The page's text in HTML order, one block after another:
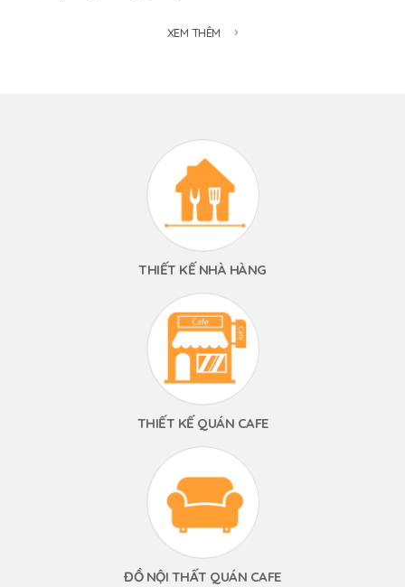
XEM THÊM
THIẾT KẾ NHÀ HÀNG
THIẾT KẾ QUÁN CAFE
ĐỒ NỘI THẤT QUÁN CAFE